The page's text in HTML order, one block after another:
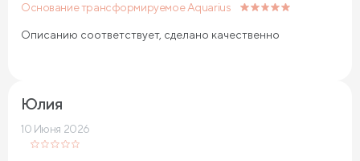
Основание трансформируемое Aquarius
Описанию соответствует, сделано качественно
Юлия
10 Июня 2026